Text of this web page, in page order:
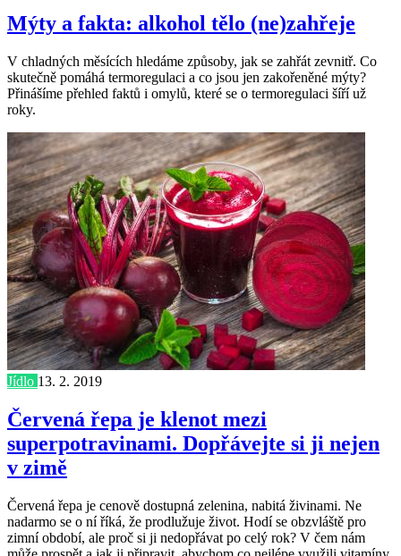
Mýty a fakta: alkohol tělo (ne)zahřeje
V chladných měsících hledáme způsoby, jak se zahřát zevnitř. Co
skutečně pomáhá termoregulaci a co jsou jen zakořeněné mýty?
Přinášíme přehled faktů i omylů, které se o termoregulaci šíří už
roky.
Jídlo 13. 2. 2019
Červená řepa je klenot mezi
superpotravinami. Dopřávejte si ji nejen
v zimě
Červená řepa je cenově dostupná zelenina, nabitá živinami. Ne
nadarmo se o ní říká, že prodlužuje život. Hodí se obzvláště pro
zimní období, ale proč si ji nedopřávat po celý rok? V čem nám